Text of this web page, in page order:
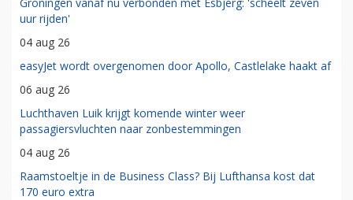
uur rijden'
04 aug 26
easyJet wordt overgenomen door Apollo, Castlelake haakt af
06 aug 26
Luchthaven Luik krijgt komende winter weer
passagiersvluchten naar zonbestemmingen
04 aug 26
Raamstoeltje in de Business Class? Bij Lufthansa kost dat
170 euro extra